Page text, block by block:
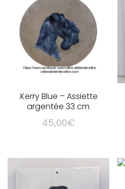
.Kerry Blue – Assiette
argentée 33 cm
45,00€